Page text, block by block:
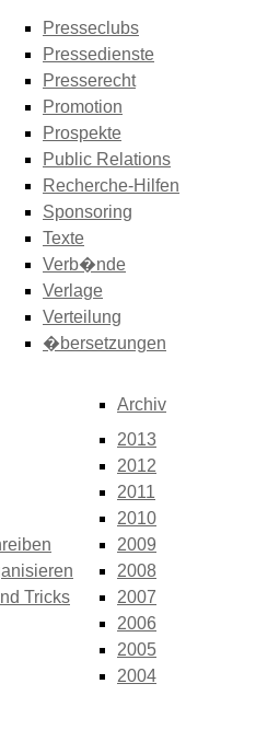
Presseclubs
Pressedienste
Presserecht
Promotion
Prospekte
Public Relations
Recherche-Hilfen
Sponsoring
Texte
Verb�nde
Verlage
Verteilung
�bersetzungen
Tricks
Archiv
2013
2012
2011
2010
2009
2008
2007
2006
2005
2004